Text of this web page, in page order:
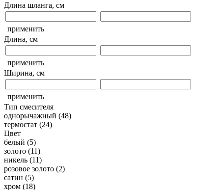
Длина шланга, см
применить
Длина, см
применить
Ширина, см
применить
Тип смесителя
однорычажный (48)
термостат (24)
Цвет
белый (5)
золото (11)
никель (11)
розовое золото (2)
сатин (5)
хром (18)